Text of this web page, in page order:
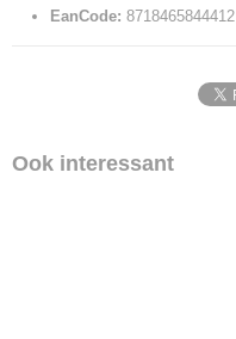
EanCode: 8718465844412
Ook interessant